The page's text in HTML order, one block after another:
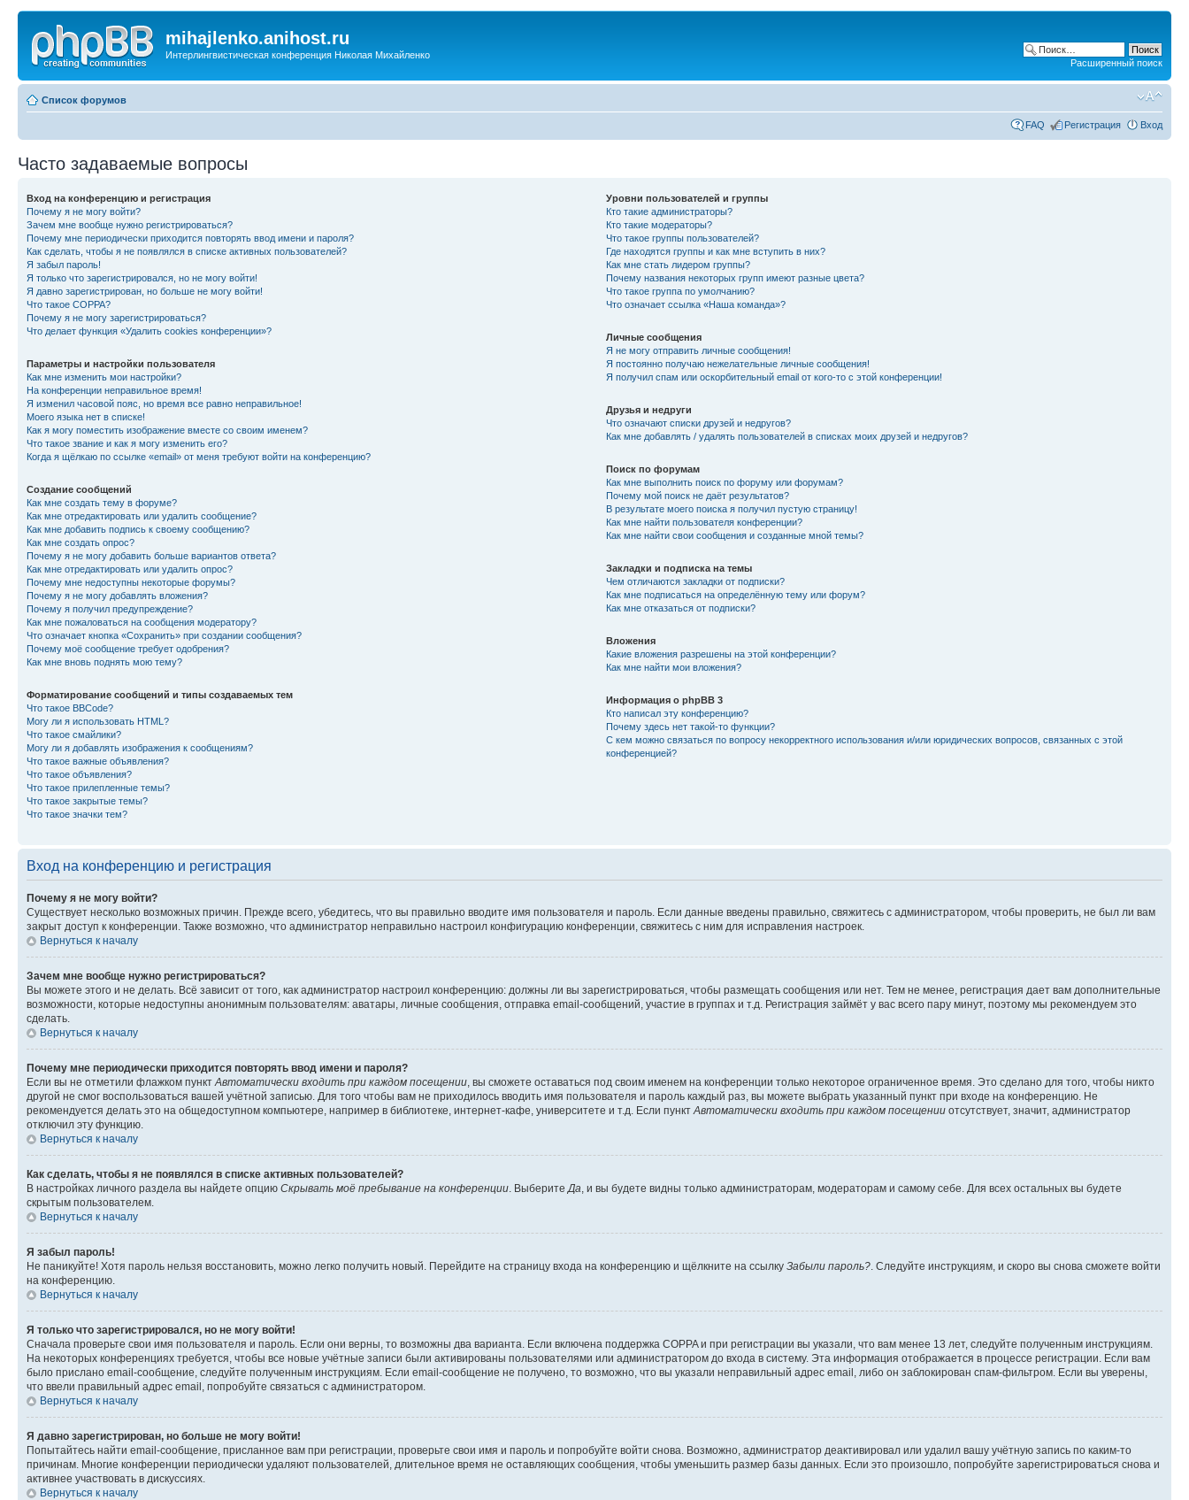
mihajlenko.anihost.ru
Интерлингвистическая конференция Николая Михайленко
Расширенный поиск
Список форумов
FAQ Регистрация Вход
Часто задаваемые вопросы
Вход на конференцию и регистрация
Почему я не могу войти?
Зачем мне вообще нужно регистрироваться?
Почему мне периодически приходится повторять ввод имени и пароля?
Как сделать, чтобы я не появлялся в списке активных пользователей?
Я забыл пароль!
Я только что зарегистрировался, но не могу войти!
Я давно зарегистрирован, но больше не могу войти!
Что такое COPPA?
Почему я не могу зарегистрироваться?
Что делает функция «Удалить cookies конференции»?
Параметры и настройки пользователя
Как мне изменить мои настройки?
На конференции неправильное время!
Я изменил часовой пояс, но время все равно неправильное!
Моего языка нет в списке!
Как я могу поместить изображение вместе со своим именем?
Что такое звание и как я могу изменить его?
Когда я щёлкаю по ссылке «email» от меня требуют войти на конференцию?
Создание сообщений
Как мне создать тему в форуме?
Как мне отредактировать или удалить сообщение?
Как мне добавить подпись к своему сообщению?
Как мне создать опрос?
Почему я не могу добавить больше вариантов ответа?
Как мне отредактировать или удалить опрос?
Почему мне недоступны некоторые форумы?
Почему я не могу добавлять вложения?
Почему я получил предупреждение?
Как мне пожаловаться на сообщения модератору?
Что означает кнопка «Сохранить» при создании сообщения?
Почему моё сообщение требует одобрения?
Как мне вновь поднять мою тему?
Форматирование сообщений и типы создаваемых тем
Что такое BBCode?
Могу ли я использовать HTML?
Что такое смайлики?
Могу ли я добавлять изображения к сообщениям?
Что такое важные объявления?
Что такое объявления?
Что такое прилепленные темы?
Что такое закрытые темы?
Что такое значки тем?
Уровни пользователей и группы
Кто такие администраторы?
Кто такие модераторы?
Что такое группы пользователей?
Где находятся группы и как мне вступить в них?
Как мне стать лидером группы?
Почему названия некоторых групп имеют разные цвета?
Что такое группа по умолчанию?
Что означает ссылка «Наша команда»?
Личные сообщения
Я не могу отправить личные сообщения!
Я постоянно получаю нежелательные личные сообщения!
Я получил спам или оскорбительный email от кого-то с этой конференции!
Друзья и недруги
Что означают списки друзей и недругов?
Как мне добавлять / удалять пользователей в списках моих друзей и недругов?
Поиск по форумам
Как мне выполнить поиск по форуму или форумам?
Почему мой поиск не даёт результатов?
В результате моего поиска я получил пустую страницу!
Как мне найти пользователя конференции?
Как мне найти свои сообщения и созданные мной темы?
Закладки и подписка на темы
Чем отличаются закладки от подписки?
Как мне подписаться на определённую тему или форум?
Как мне отказаться от подписки?
Вложения
Какие вложения разрешены на этой конференции?
Как мне найти мои вложения?
Информация о phpBB 3
Кто написал эту конференцию?
Почему здесь нет такой-то функции?
С кем можно связаться по вопросу некорректного использования и/или юридических вопросов, связанных с этой
конференцией?
Вход на конференцию и регистрация
Почему я не могу войти?
Существует несколько возможных причин. Прежде всего, убедитесь, что вы правильно вводите имя пользователя и пароль. Если данные введены правильно, свяжитесь с администратором, чтобы проверить, не был ли вам
закрыт доступ к конференции. Также возможно, что администратор неправильно настроил конфигурацию конференции, свяжитесь с ним для исправления настроек.
Вернуться к началу
Зачем мне вообще нужно регистрироваться?
Вы можете этого и не делать. Всё зависит от того, как администратор настроил конференцию: должны ли вы зарегистрироваться, чтобы размещать сообщения или нет. Тем не менее, регистрация дает вам дополнительные
возможности, которые недоступны анонимным пользователям: аватары, личные сообщения, отправка email-сообщений, участие в группах и т.д. Регистрация займёт у вас всего пару минут, поэтому мы рекомендуем это
сделать.
Вернуться к началу
Почему мне периодически приходится повторять ввод имени и пароля?
Если вы не отметили флажком пункт Автоматически входить при каждом посещении , вы сможете оставаться под своим именем на конференции только некоторое ограниченное время. Это сделано для того, чтобы никто
другой не смог воспользоваться вашей учётной записью. Для того чтобы вам не приходилось вводить имя пользователя и пароль каждый раз, вы можете выбрать указанный пункт при входе на конференцию. Не
рекомендуется делать это на общедоступном компьютере, например в библиотеке, интернет-кафе, университете и т.д. Если пункт Автоматически входить при каждом посещении отсутствует, значит, администратор
отключил эту функцию.
Вернуться к началу
Как сделать, чтобы я не появлялся в списке активных пользователей?
В настройках личного раздела вы найдете опцию Скрывать моё пребывание на конференции . Выберите Да , и вы будете видны только администраторам, модераторам и самому себе. Для всех остальных вы будете
скрытым пользователем.
Вернуться к началу
Я забыл пароль!
Не паникуйте! Хотя пароль нельзя восстановить, можно легко получить новый. Перейдите на страницу входа на конференцию и щёлкните на ссылку Забыли пароль? . Следуйте инструкциям, и скоро вы снова сможете войти
на конференцию.
Вернуться к началу
Я только что зарегистрировался, но не могу войти!
Сначала проверьте свои имя пользователя и пароль. Если они верны, то возможны два варианта. Если включена поддержка COPPA и при регистрации вы указали, что вам менее 13 лет, следуйте полученным инструкциям.
На некоторых конференциях требуется, чтобы все новые учётные записи были активированы пользователями или администратором до входа в систему. Эта информация отображается в процессе регистрации. Если вам
было прислано email-сообщение, следуйте полученным инструкциям. Если email-сообщение не получено, то возможно, что вы указали неправильный адрес email, либо он заблокирован спам-фильтром. Если вы уверены,
что ввели правильный адрес email, попробуйте связаться с администратором.
Вернуться к началу
Я давно зарегистрирован, но больше не могу войти!
Попытайтесь найти email-сообщение, присланное вам при регистрации, проверьте свои имя и пароль и попробуйте войти снова. Возможно, администратор деактивировал или удалил вашу учётную запись по каким-то
причинам. Многие конференции периодически удаляют пользователей, длительное время не оставляющих сообщения, чтобы уменьшить размер базы данных. Если это произошло, попробуйте зарегистрироваться снова и
активнее участвовать в дискуссиях.
Вернуться к началу